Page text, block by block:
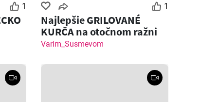
1 1
Najlepšie GRILOVANÉ
KURČA na otočnom ražni
Varim_Susmevom